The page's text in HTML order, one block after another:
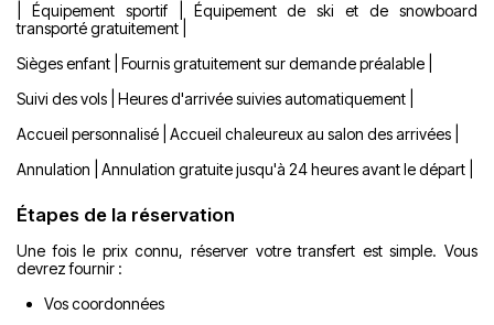
| Équipement sportif | Équipement de ski et de snowboard
transporté gratuitement |
Sièges enfant | Fournis gratuitement sur demande préalable |
Suivi des vols | Heures d'arrivée suivies automatiquement |
Accueil personnalisé | Accueil chaleureux au salon des arrivées |
Annulation | Annulation gratuite jusqu'à 24 heures avant le départ |
Étapes de la réservation
Une fois le prix connu, réserver votre transfert est simple. Vous
devrez fournir :
Vos coordonnées